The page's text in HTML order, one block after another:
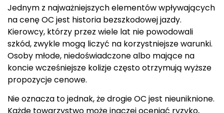
Jednym z najważniejszych elementów wpływających
na cenę OC jest historia bezszkodowej jazdy.
Kierowcy, którzy przez wiele lat nie powodowali
szkód, zwykle mogą liczyć na korzystniejsze warunki.
Osoby młode, niedoświadczone albo mające na
koncie wcześniejsze kolizje często otrzymują wyższe
propozycje cenowe.
Nie oznacza to jednak, że drogie OC jest nieuniknione.